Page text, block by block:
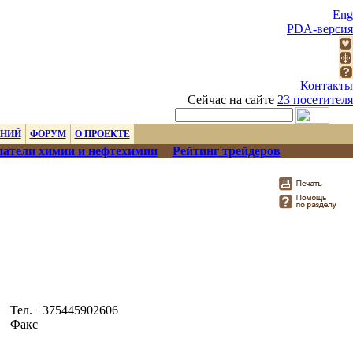
Eng
PDA-версия
Контакты
Сейчас на сайте 23 посетителя
ФОРУМ О ПРОЕКТЕ
химии и нефтехимии| Рейтинг трейдеров
Тел. +375445902606
Факс